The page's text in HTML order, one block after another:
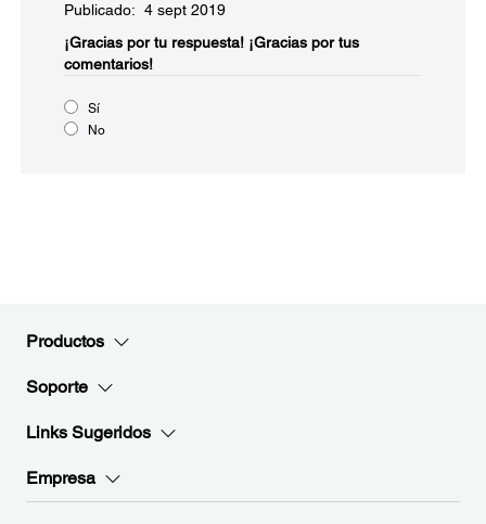
Publicado: 4 sept 2019
¡Gracias por tu respuesta! ¡Gracias por tus
comentarios!
Sí
No
Productos
Soporte
Links Sugeridos
Empresa